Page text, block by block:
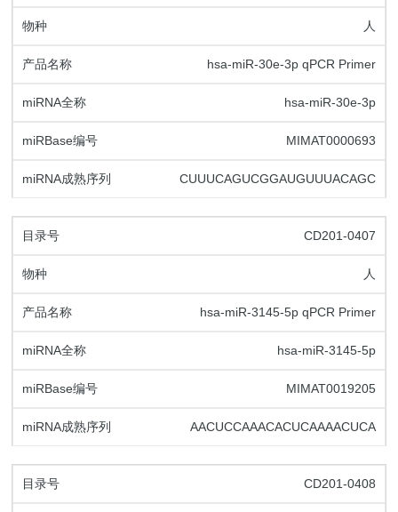
人
hsa-miR-30e-3p qPCR Primer
hsa-miR-30e-3p
MIMAT0000693
CUUUCAGUCGGAUGUUUACAGC
CD201-0407
人
hsa-miR-3145-5p qPCR Primer
hsa-miR-3145-5p
MIMAT0019205
AACUCCAAACACUCAAAACUCA
CD201-0408